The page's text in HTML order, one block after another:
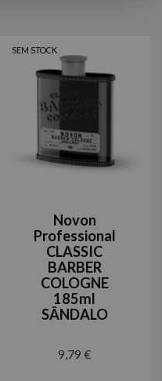
SEM STOCK
Novon
Professional
CLASSIC
BARBER
COLOGNE
185ml
SÂNDALO
9,79 €